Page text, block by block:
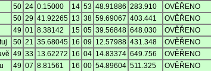
50 24 0.15000 14 53 48.91886 283.910 OVĚŘENO
50 29 41.92265 13 38 59.69067 403.441 OVĚŘENO
49 01 8.38142 15 05 39.56848 648.030 OVĚŘENO
50 21 35.68045 16 09 12.57988 431.348 OVĚŘENO
49 33 13.62272 16 04 14.83374 649.756 OVĚŘENO
49 07 8.81561 16 00 54.89604 511.325 OVĚŘENO